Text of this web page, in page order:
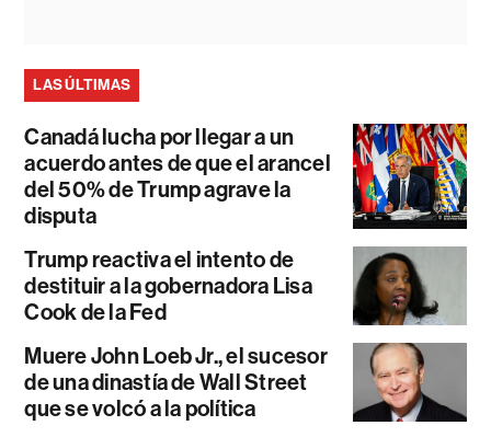
LAS ÚLTIMAS
Canadá lucha por llegar a un
acuerdo antes de que el arancel
del 50% de Trump agrave la
disputa
Trump reactiva el intento de
destituir a la gobernadora Lisa
Cook de la Fed
Muere John Loeb Jr., el sucesor
de una dinastía de Wall Street
que se volcó a la política